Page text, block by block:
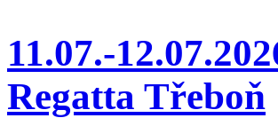
11.07.-
Regatta Třeboň